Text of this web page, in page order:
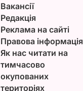
Вакансії
Редакція
Реклама на сайті
Правова інформація
Як нас читати на
тимчасово
окупованих
територіях